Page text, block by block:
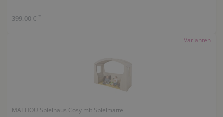
399,00 € *
Varianten
MATHOU Spielhaus Cosy mit Spielmatte